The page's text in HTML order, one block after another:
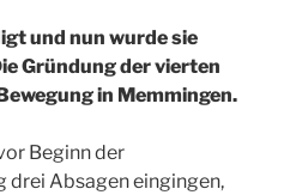
und nun wurde sie
Gründung der vierten
in Memmingen.
Beginn der
drei Absagen eingingen,